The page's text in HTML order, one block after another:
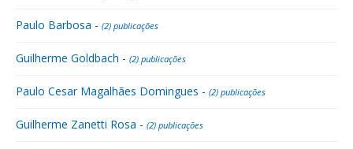
Paulo Barbosa - (2) publicações
Guilherme Goldbach - (2) publicações
Paulo Cesar Magalhães Domingues - (2) publicações
Guilherme Zanetti Rosa - (2) publicações